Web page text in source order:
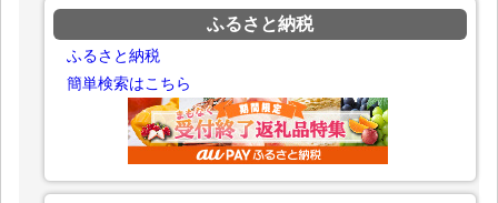
ふるさと納税
ふるさと納税
簡単検索はこちら